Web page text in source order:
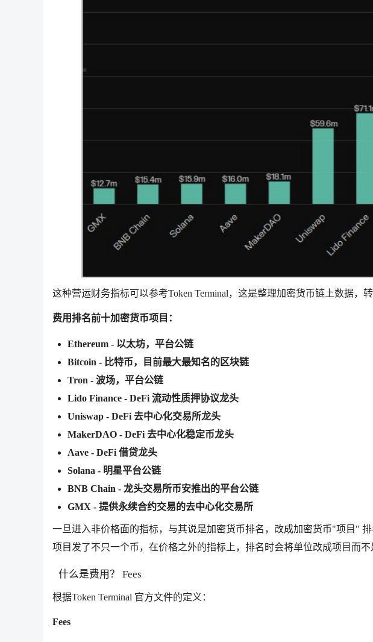
这种营运财务指标可以参考Token Terminal，这是整理加密货币链上数据，
费用排名前十加密货币项目：
Ethereum - 以太坊，平台公链
Bitcoin - 比特币，目前最大最知名的区块链
Tron - 波场，平台公链
Lido Finance - DeFi 流动性质押协议龙头
Uniswap - DeFi 去中心化交易所龙头
MakerDAO - DeFi 去中心化稳定币龙头
Aave - DeFi 借贷龙头
Solana - 明星平台公链
BNB Chain - 龙头交易所币安推出的平台公链
GMX - 提供永续合约交易的去中心化交易所
一旦进入非价格面的指标，与其说是加密货币排名，改成加密货币"项目"
项目发了不只一个币，在价格之外的指标上，排名时会将单位改成项目而不
什么是费用？ Fees
根据Token Terminal 官方文件的定义：
Fees